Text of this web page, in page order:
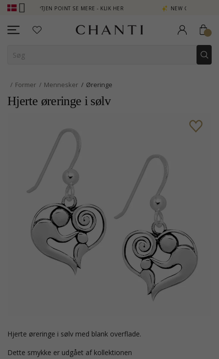
- OPTJEN POINT SE MERE - KLIK HER NEW COLLECTION | AURA
Former Mennesker Øreringe
Hjerte øreringe i sølv
hjerte øreringe i sølv med blank overflade.
Dette smykke er udgået af kollektionen